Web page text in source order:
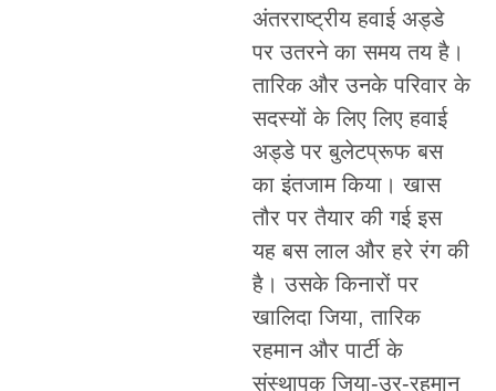
अंतरराष्ट्रीय हवाई अड्डे
पर उतरने का समय तय है।
तारिक और उनके परिवार के
सदस्यों के लिए लिए हवाई
अड्डे पर बुलेटप्रूफ बस
का इंतजाम किया। खास
तौर पर तैयार की गई इस
यह बस लाल और हरे रंग की
है। उसके किनारों पर
खालिदा जिया, तारिक
रहमान और पार्टी के
संस्थापक जिया-उर-रहमान